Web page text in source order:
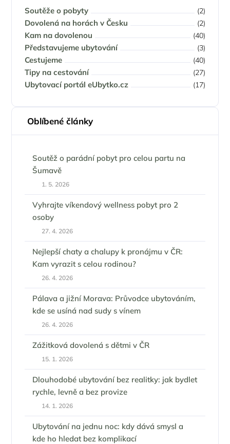
Soutěže o pobyty (2)
Dovolená na horách v Česku (2)
Kam na dovolenou (40)
Představujeme ubytování (3)
Cestujeme (40)
Tipy na cestování (27)
Ubytovací portál eUbytko.cz (17)
Oblíbené články
Soutěž o parádní pobyt pro celou partu na
Šumavě
1. 5. 2026
Vyhrajte víkendový wellness pobyt pro 2
osoby
27. 4. 2026
Nejlepší chaty a chalupy k pronájmu v ČR:
Kam vyrazit s celou rodinou?
26. 4. 2026
Pálava a jižní Morava: Průvodce ubytováním,
kde se usíná nad sudy s vínem
26. 4. 2026
Zážitková dovolená s dětmi v ČR
15. 1. 2026
Dlouhodobé ubytování bez realitky: jak bydlet
rychle, levně a bez provize
14. 1. 2026
Ubytování na jednu noc: kdy dává smysl a
kde ho hledat bez komplikací